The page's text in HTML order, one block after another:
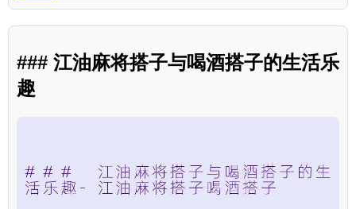
### 江油麻将搭子与喝酒搭子的生活乐
趣